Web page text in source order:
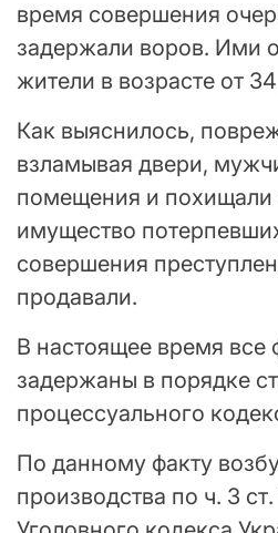
время совершения
задержали воров. Ими
жители в возрасте от
Как выяснилось,
взламывая двери,
помещения и похищали
имущество
совершения
продавали.
В настоящее время все
задержаны в порядке
процессуального
По данному факту
производства по ч. 3